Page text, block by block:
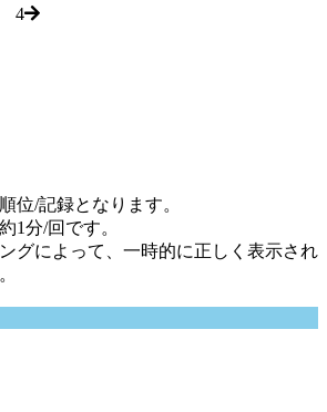
4
位/記録となります。
1分/回です。
グによって、一時的に正しく表示され